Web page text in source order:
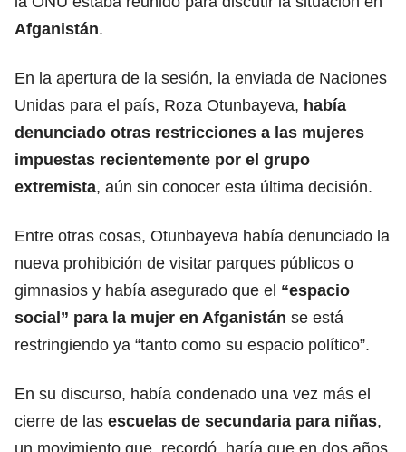
Afganistán.
En la apertura de la sesión, la enviada de Naciones
Unidas para el país, Roza Otunbayeva, había
denunciado otras restricciones a las mujeres
impuestas recientemente por el grupo
extremista, aún sin conocer esta última decisión.
Entre otras cosas, Otunbayeva había denunciado la
nueva prohibición de visitar parques públicos o
gimnasios y había asegurado que el “espacio
social” para la mujer en Afganistán se está
restringiendo ya “tanto como su espacio político”.
En su discurso, había condenado una vez más el
cierre de las escuelas de secundaria para niñas,
un movimiento que, recordó, haría que en dos años